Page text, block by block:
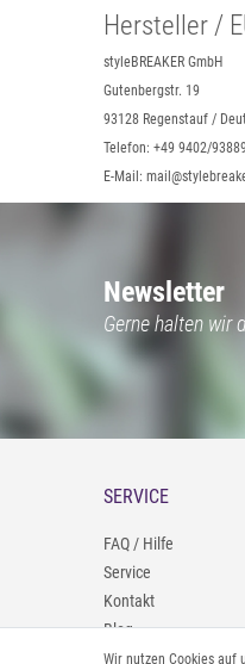
Hersteller /
styleBREAKER GmbH
Gutenbergstr. 19
93128 Regenstauf /
Telefon: +49 9402/
E-Mail:
Newsletter
Gerne halten wir
SERVICE
FAQ / Hilfe
Service
Kontakt
Blog
09402/9388966
Wir nutzen Cookies auf